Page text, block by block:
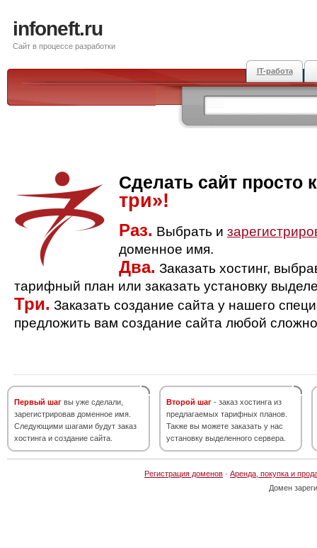
infoneft.ru
Сайт в процессе разработки
IT-работа
Сделать сайт просто
три»!
Раз. Выбрать и
доменное имя.
Два. Заказать хостинг,
тарифный план или заказать установку
Три. Заказать создание сайта у нашего
предложить вам создание сайта любой
Первый шаг вы уже сделали,
зарегистрировав доменное имя.
Следующими шагами будут заказ
хостинга и создание сайта.
Второй шаг - заказ хостинга из
предлагаемых тарифных планов.
Также вы можете заказать у нас
установку выделенного сервера.
Регистрация доменов · Аренда, покупка и
Домен